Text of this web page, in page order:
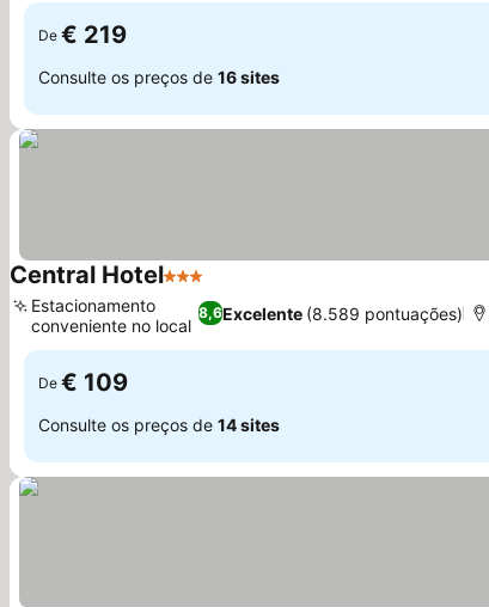
De € 219
Consulte os preços de 16 sites
Central Hotel3 Estrelas
8,6Excelente (8.589 pontuações)
Estacionamento
conveniente no local
De € 109
Consulte os preços de 14 sites